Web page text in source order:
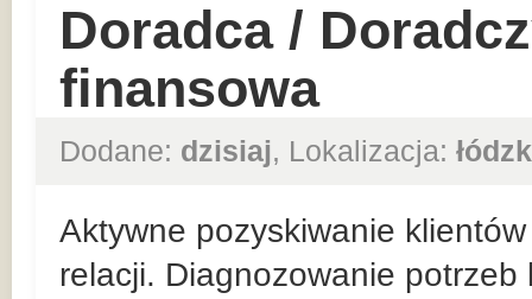
Doradca /
finansowa
Dodane: dzisiaj, Lokalizacja:
Aktywne pozyskiwanie
relacji. Diagnozowanie